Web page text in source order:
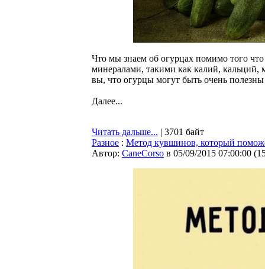
Что мы знаем об огурцах помимо того
минералами, такими как калий, кальций,
вы, что огурцы могут быть очень полезны
Далее...
Читать дальше... | 3701 байт
Разное : Метод кувшинов, который
Автор: CaneCorso в 05/09/2015 07:00:00 (